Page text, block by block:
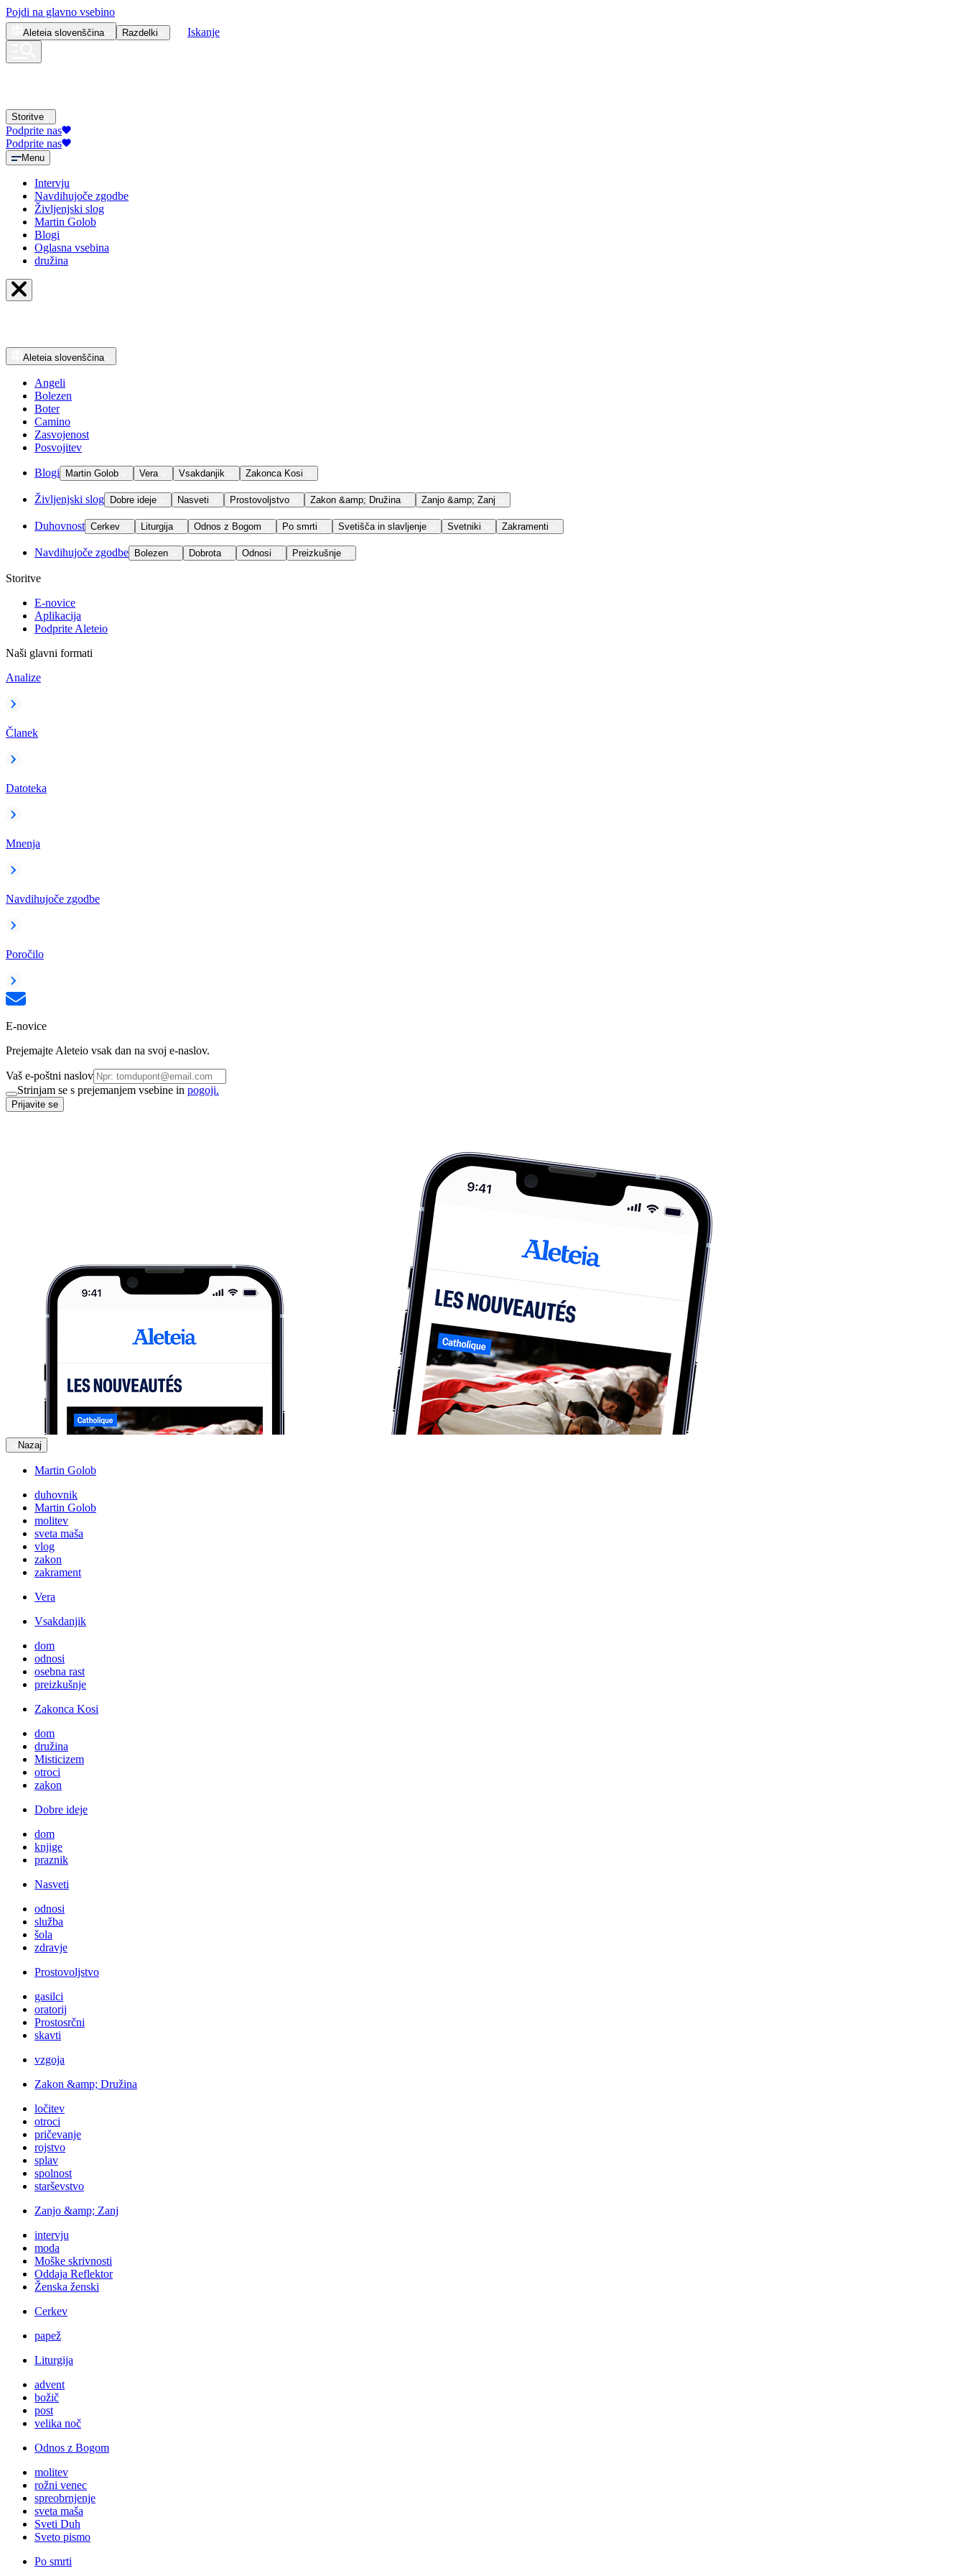
Pojdi na glavno vsebino
Aleteia slovenščina Razdelki Iskanje
Storitve
Podprite nas
Podprite nas
Menu
Intervju
Navdihujoče zgodbe
Življenjski slog
Martin Golob
Blogi
Oglasna vsebina
družina
Aleteia slovenščina
Angeli
Bolezen
Boter
Camino
Zasvojenost
Posvojitev
Blogi Martin Golob Vera Vsakdanjik Zakonca Kosi
Življenjski slog Dobre ideje Nasveti Prostovoljstvo Zakon &amp; Družina Zanjo &amp; Zanj
Duhovnost Cerkev Liturgija Odnos z Bogom Po smrti Svetišča in slavljenje Svetniki Zakramenti
Navdihujoče zgodbe Bolezen Dobrota Odnosi Preizkušnje
Storitve
E-novice
Aplikacija
Podprite Aleteio
Naši glavni formati
Analize
Članek
Datoteka
Mnenja
Navdihujoče zgodbe
Poročilo
E-novice
Prejemajte Aleteio vsak dan na svoj e-naslov.
Vaš e-poštni naslov
Strinjam se s prejemanjem vsebine in pogoji.
Prijavite se
Nazaj
Martin Golob
duhovnik
Martin Golob
molitev
sveta maša
vlog
zakon
zakrament
Vera
Vsakdanjik
dom
odnosi
osebna rast
preizkušnje
Zakonca Kosi
dom
družina
Misticizem
otroci
zakon
Dobre ideje
dom
knjige
praznik
Nasveti
odnosi
služba
šola
zdravje
Prostovoljstvo
gasilci
oratorij
Prostosrčni
skavti
vzgoja
Zakon &amp; Družina
ločitev
otroci
pričevanje
rojstvo
splav
spolnost
starševstvo
Zanjo &amp; Zanj
intervju
moda
Moške skrivnosti
Oddaja Reflektor
Ženska ženski
Cerkev
papež
Liturgija
advent
božič
post
velika noč
Odnos z Bogom
molitev
rožni venec
spreobrnjenje
sveta maša
Sveti Duh
Sveto pismo
Po smrti